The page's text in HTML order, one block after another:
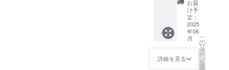
ては預
かりと
なる場
合がご
ざいま
す。代
車あり
（無
影し編
集した
ものを
お渡し
致しま
す。 ☆
施工内
容☆ ・
す。
（過去
動画含
む全て
の動画
概要欄
に期間
内記載
上げ、
納車時
の陸送
サービ
ス付
き！ 超
徹底洗
車プラ
お届
け予
定：
2025
年06
月
詳細を見る
こ
の
リ
タ
ー
ン
を
選